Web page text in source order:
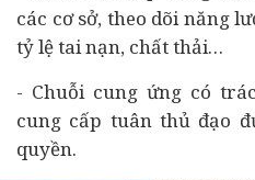
các cơ sở, theo dõi năng
tỷ lệ tai nạn, chất thải…
- Chuỗi cung ứng có
cung cấp tuân thủ đạo
quyền.